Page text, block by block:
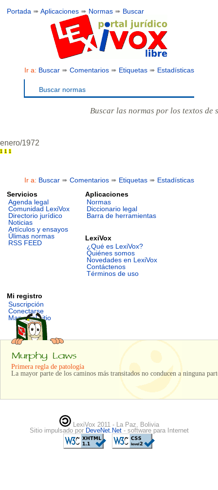
Portada ➠Aplicaciones ➠ Normas ➠ Buscar
Ir a: Buscar➠ Comentarios➠ Etiquetas➠ Estadísticas
Buscar normas
Buscar las normas por los textos de
enero/1972
1 1 1
Ir a: Buscar➠ Comentarios➠ Etiquetas➠ Estadísticas
Servicios
Agenda legal
Comunidad LexiVox
Directorio jurídico
Noticias
Artículos y ensayos
Úlimas normas
RSS FEED
Aplicaciones
Normas
Diccionario legal
Barra de herramientas
LexiVox
¿Qué es LexiVox?
Quiénes somos
Novedades en LexiVox
Contáctenos
Términos de uso
Mi registro
Suscripción
Conectarse
Mapa del sitio
Primera regla de patología
La mayor parte de los caminos más transitados no conducen a ninguna
LexiVox 2011 - La Paz, Bolivia
Sitio impulsado por DeveNet.Net - software para Internet